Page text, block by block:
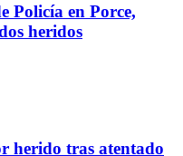
Policía en Porce,
heridos
herido tras atentado